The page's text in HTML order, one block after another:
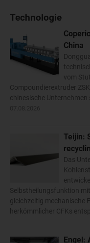
Technologie
China
vom
Compoundierextruder
chinesische
Teijin:
Das
Selbstheilungsfunktion
gleichzeitig mechanische
herkömmlicher CFKs
Engel: